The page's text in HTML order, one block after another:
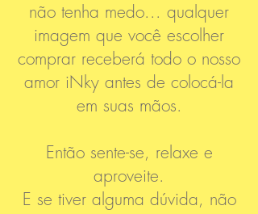
não tenha medo... qualquer
imagem que você escolher
comprar receberá todo o nosso
amor iNky antes de colocá-la
em suas mãos.
Então sente-se, relaxe e
aproveite.
E se tiver alguma dúvida, não